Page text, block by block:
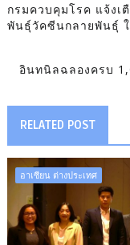
กรมควบคุมโรค แจ้งเ
พันธุ์วัคซีนกลายพันธุ์
อินทนิลฉลองครบ
RELATED POST
อาเซียน ต่างประเทศ